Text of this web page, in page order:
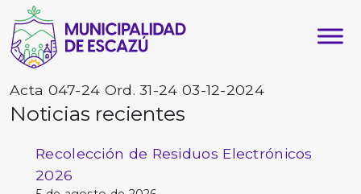
Acta 047-24 Ord. 31-24 03-12-2024
Noticias recientes
Recolección de Residuos Electrónicos
2026